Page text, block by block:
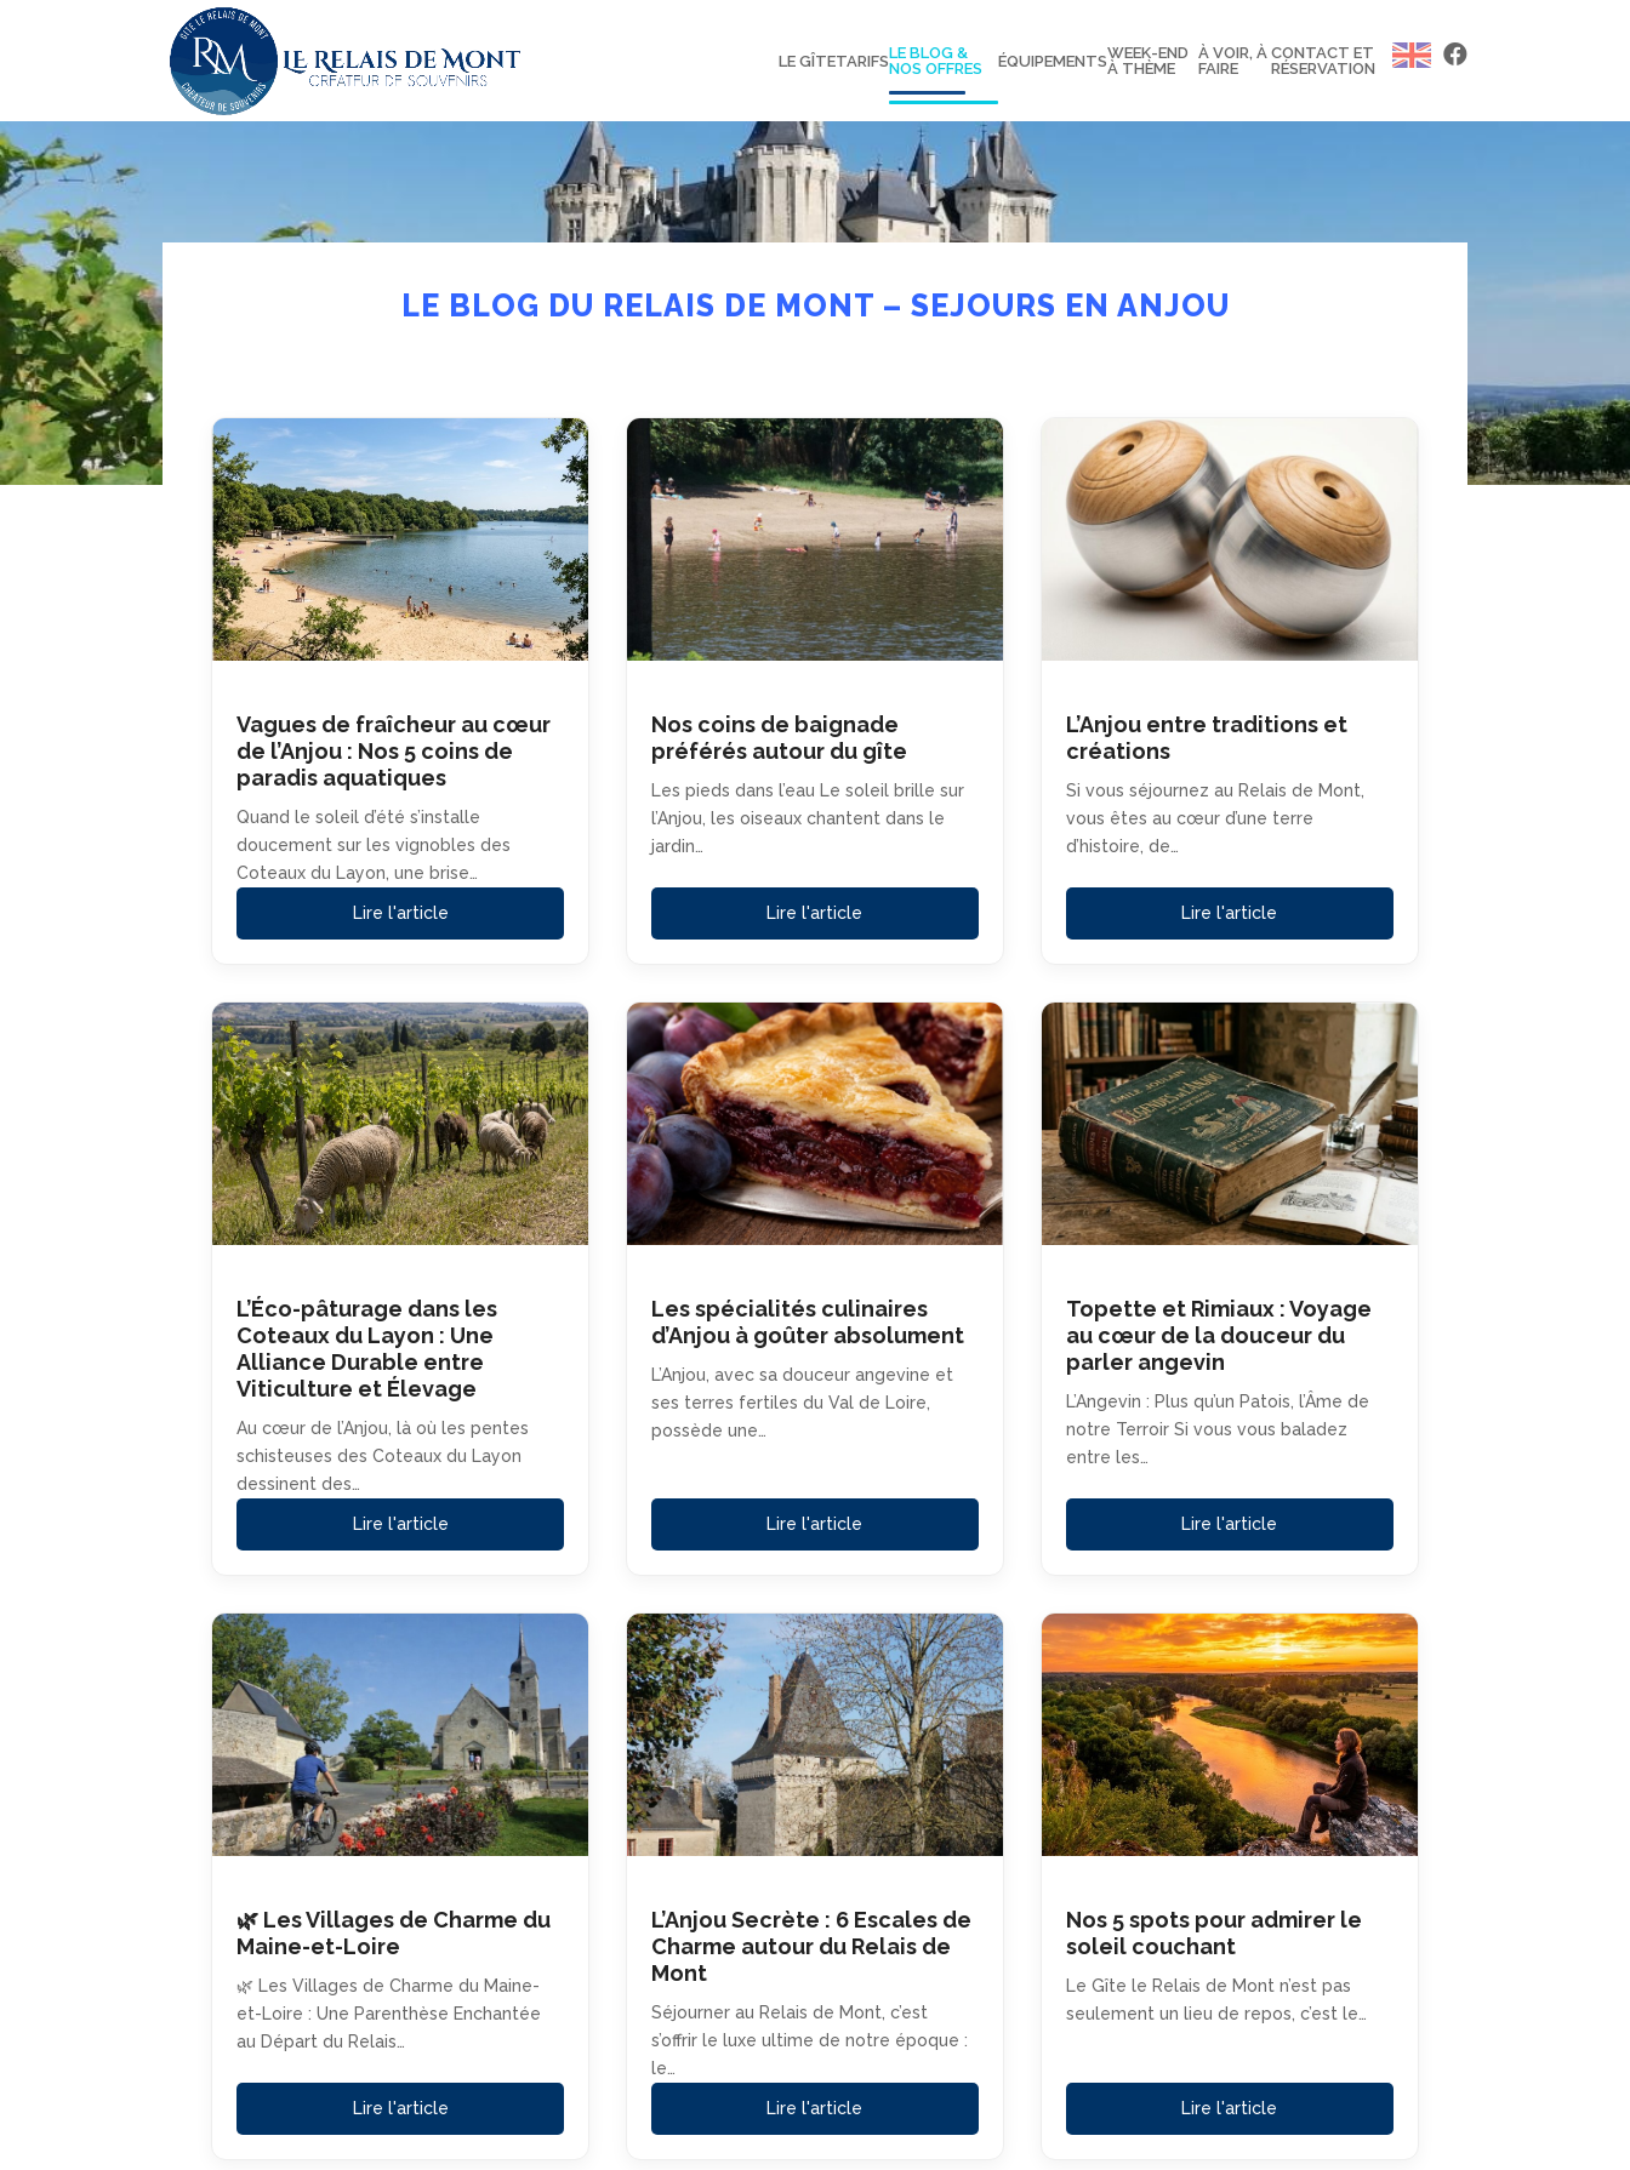
LE GÎTETARIFSLE BLOG &
NOS OFFRES
ÉQUIPEMENTSWEEK-END
À THÈME
À VOIR, À
FAIRE
CONTACT ET
RÉSERVATION
LE BLOG DU RELAIS DE MONT – SEJOURS EN ANJOU
Vagues de fraîcheur au cœur
de l’Anjou : Nos 5 coins de
paradis aquatiques
Quand le soleil d’été s’installe
doucement sur les vignobles des
Coteaux du Layon, une brise…
Lire l'article
Nos coins de baignade
préférés autour du gîte
Les pieds dans l’eau Le soleil brille sur
l’Anjou, les oiseaux chantent dans le
jardin…
Lire l'article
L’Anjou entre traditions et
créations
Si vous séjournez au Relais de Mont,
vous êtes au cœur d’une terre
d’histoire, de…
Lire l'article
L’Éco-pâturage dans les
Coteaux du Layon : Une
Alliance Durable entre
Viticulture et Élevage
Au cœur de l’Anjou, là où les pentes
schisteuses des Coteaux du Layon
dessinent des…
Lire l'article
Les spécialités culinaires
d’Anjou à goûter absolument
L’Anjou, avec sa douceur angevine et
ses terres fertiles du Val de Loire,
possède une…
Lire l'article
Topette et Rimiaux : Voyage
au cœur de la douceur du
parler angevin
L’Angevin : Plus qu’un Patois, l’Âme de
notre Terroir Si vous vous baladez
entre les…
Lire l'article
🌿 Les Villages de Charme du
Maine-et-Loire
🌿 Les Villages de Charme du Maine-
et-Loire : Une Parenthèse Enchantée
au Départ du Relais…
Lire l'article
L’Anjou Secrète : 6 Escales de
Charme autour du Relais de
Mont
Séjourner au Relais de Mont, c’est
s’offrir le luxe ultime de notre époque :
le…
Lire l'article
Nos 5 spots pour admirer le
soleil couchant
Le Gîte le Relais de Mont n’est pas
seulement un lieu de repos, c’est le…
Lire l'article